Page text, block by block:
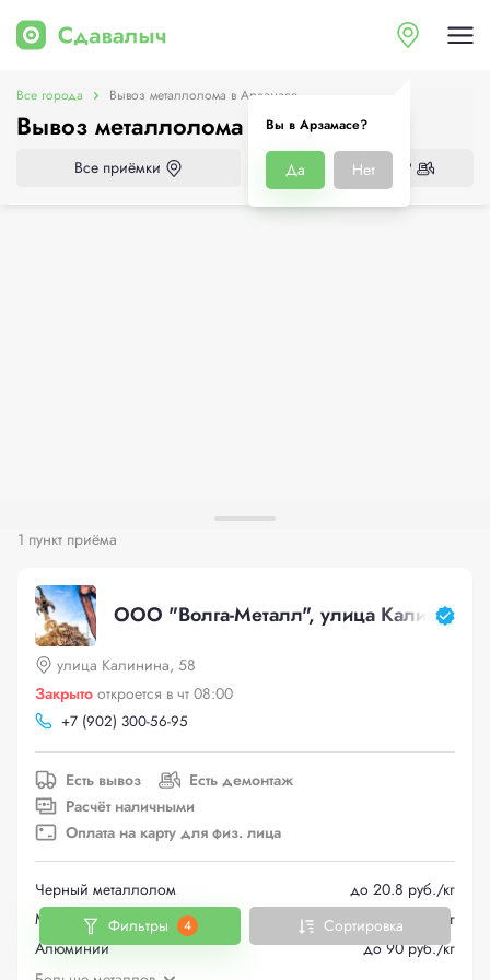
Вы в Арзамасе?
Да Нет
Все города Вывоз металлолома в Арзамасе
Вывоз металлолома в Арзамасе
Все приёмки Нужен демонтаж?
1 пункт приёма
ООО "Волга-Металл", улица Калинина,
улица Калинина, 58
Закрыто откроется в чт 08:00
+7 (902) 300-56-95
Есть вывоз
Есть демонтаж
Расчёт наличными
Оплата на карту для физ. лица
Черный металлолом
до 20.8 руб./кг
Медь
до 575 руб./кг
Алюминий
до 90 руб./кг
Фильтры 4 Сортировка